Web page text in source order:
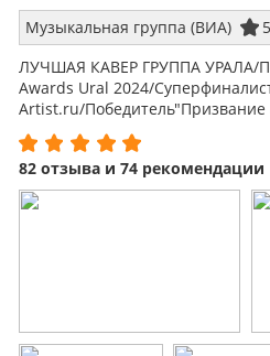
Музыкальная группа (ВИА)
ЛУЧШАЯ КАВЕР ГРУППА УРАЛА/
Awards Ural 2024/
Artist.ru/Победитель"Призвание
Emporio Music Fest 2017.
82 отзыва и 74 рекомендации